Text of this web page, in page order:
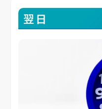
翌日